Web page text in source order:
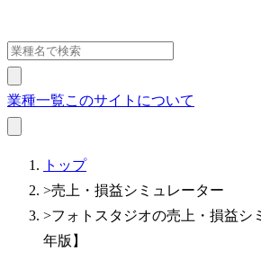
業種一覧このサイトについて
トップ
>売上・損益シミュレーター
>フォトスタジオの売上・損益シ
年版】